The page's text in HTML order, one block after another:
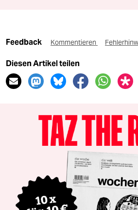
Feedback Kommentieren
Diesen Artikel teilen